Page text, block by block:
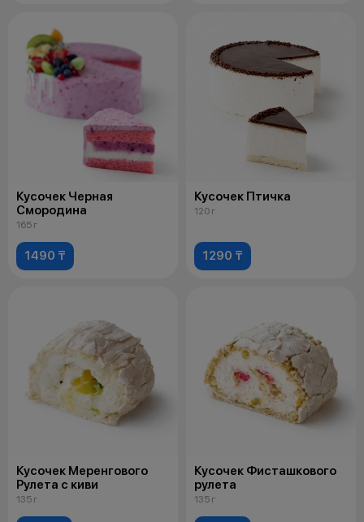
Кусочек Черная
Смородина
165 г
1490 ₸
Кусочек Птичка
120 г
1290 ₸
Кусочек Меренгового
Рулета с киви
135 г
Кусочек Фисташкового
рулета
135 г